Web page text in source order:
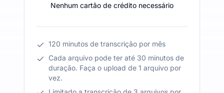
Nenhum cartão de crédito necessário
120 minutos de transcrição por mês
Cada arquivo pode ter até 30 minutos de
duração. Faça o upload de 1 arquivo por
vez.